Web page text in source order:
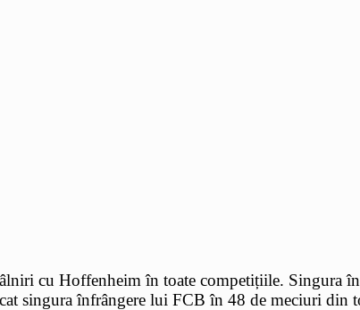
cu Hoffenheim în toate competițiile. Singura
singura înfrângere lui FCB în 48 de meciuri